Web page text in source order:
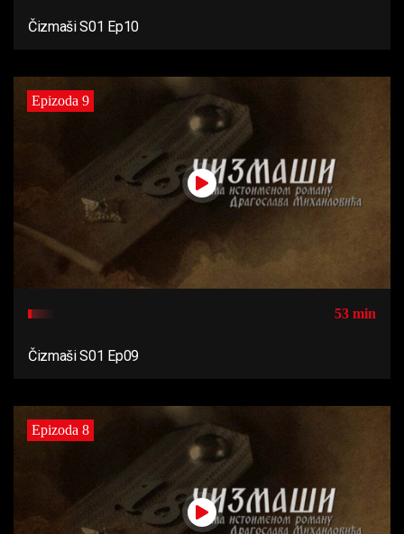
Čizmaši S01 Ep10
Epizoda 9
53 min
Čizmaši S01 Ep09
Epizoda 8